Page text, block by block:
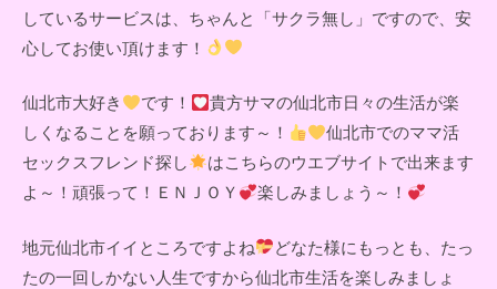
しているサービスは、ちゃんと「サクラ無し」ですので、安
心してお使い頂けます！
仙北市大好き です！
貴方サマの仙北市日々の生活が楽
しくなることを願っております～！
仙北市でのママ活
セックスフレンド探し
はこちらのウエブサイトで出来ます
よ～！頑張って！ＥＮＪＯＹ
楽しみましょう～！
地元仙北市イイところですよね
どなた様にもっとも、たっ
たの一回しかない人生ですから仙北市生活を楽しみましょ